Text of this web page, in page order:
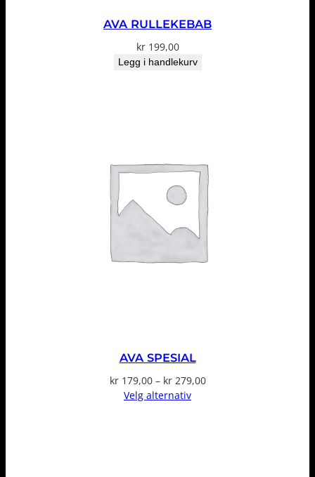
AVA RULLEKEBAB
kr199,00
Legg i handlekurv
AVA SPESIAL
kr179,00 – kr279,00Prisområde:
Velg alternativ